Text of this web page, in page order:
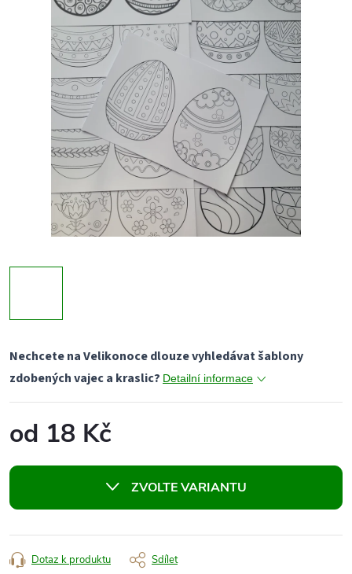
Nechcete na Velikonoce dlouze vyhledávat šablony
zdobených vajec a kraslic? Detailní informace
od 18 Kč
cena:
ZVOLTE VARIANTU
Dotaz k produktu Sdílet